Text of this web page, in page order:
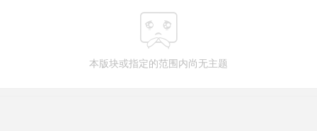

本版块或指定的范围内尚无主题